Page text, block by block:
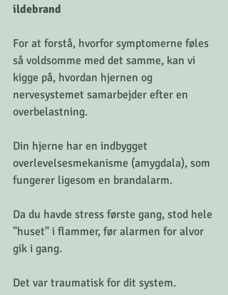
ildebrand
For at forstå, hvorfor symptomerne føles
så voldsomme med det samme, kan vi
kigge på, hvordan hjernen og
nervesystemet samarbejder efter en
overbelastning.
Din hjerne har en indbygget
overlevelsesmekanisme (amygdala), som
fungerer ligesom en brandalarm.
Da du havde stress første gang, stod hele
"huset" i flammer, før alarmen for alvor
gik i gang.
Det var traumatisk for dit system.